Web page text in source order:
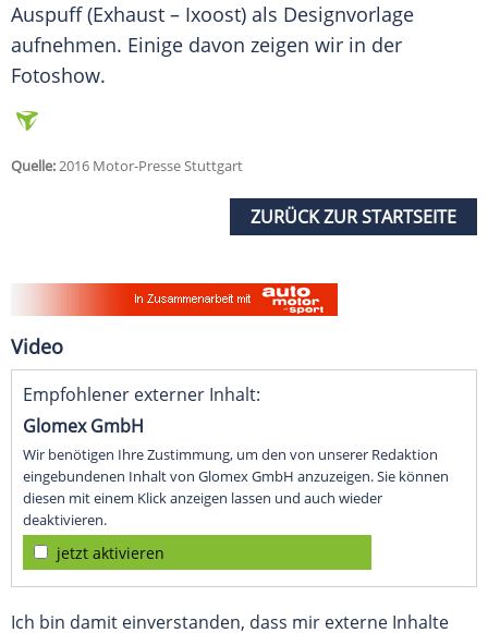
Auspuff(Exhaust – Ixoost) als Designvorlage
aufnehmen. Einige davon zeigen wir in der
Fotoshow.
Quelle:2016 Motor-Presse Stuttgart
ZURÜCK ZUR STARTSEITE
Video
Empfohlener externer Inhalt:
Glomex GmbH
Wir benötigen Ihre Zustimmung, um den von unserer Redaktion
eingebundenen Inhalt von Glomex GmbH anzuzeigen. Sie können
diesen mit einem Klick anzeigen lassen und auch wieder
deaktivieren.
jetzt aktivieren
Ich bin damit einverstanden, dass mir externe Inhalte